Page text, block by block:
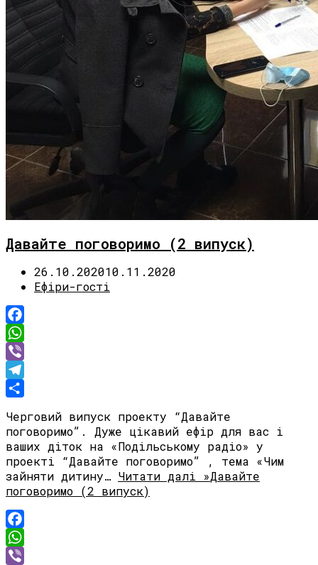
Давайте поговоримо (2 випуск)
26.10.202010.11.2020
Ефіри-гості
Facebook
WhatsApp
Viber
Telegram
Черговий випуск проекту “Давайте
поговоримо”. Дуже цікавий ефір для вас і
ваших діток на «Подільському радіо» у
проекті “Давайте поговоримо” , тема «Чим
зайняти дитину… Читати далі »Давайте
поговоримо (2 випуск)
Facebook
WhatsApp